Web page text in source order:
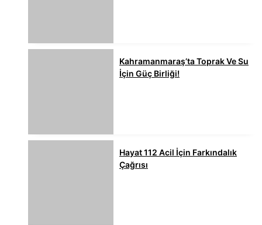
Kahramanmaraş’ta Toprak Ve Su
İçin Güç Birliği!
Hayat 112 Acil İçin Farkındalık
Çağrısı